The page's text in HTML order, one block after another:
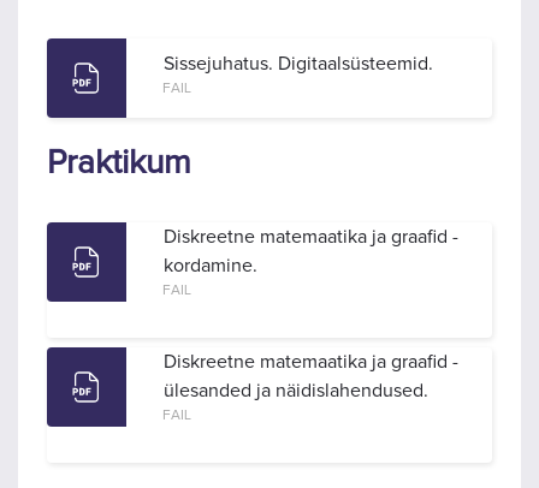
Sissejuhatus. Digitaalsüsteemid.
FAIL
Praktikum
Diskreetne matemaatika ja graafid -
kordamine.
FAIL
Diskreetne matemaatika ja graafid -
ülesanded ja näidislahendused.
FAIL